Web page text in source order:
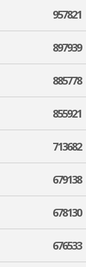
957821
897939
885778
855921
713682
679138
678130
676533